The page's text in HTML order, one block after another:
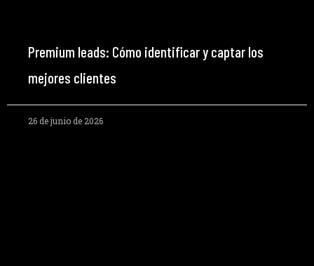
Premium leads: Cómo identificar y captar los
mejores clientes
26 de junio de 2026